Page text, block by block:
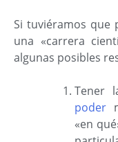
Si tuviéramos que
una «carrera
algunas posibles
Tener
poder
«en